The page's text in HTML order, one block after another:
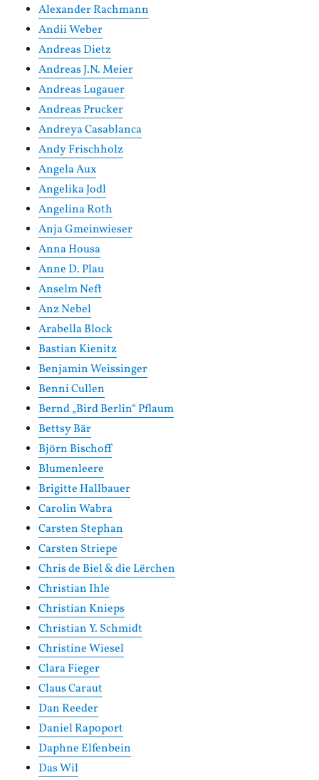
Alexander Rachmann
Andii Weber
Andreas Dietz
Andreas J.N. Meier
Andreas Lugauer
Andreas Prucker
Andreya Casablanca
Andy Frischholz
Angela Aux
Angelika Jodl
Angelina Roth
Anja Gmeinwieser
Anna Housa
Anne D. Plau
Anselm Neft
Anz Nebel
Arabella Block
Bastian Kienitz
Benjamin Weissinger
Benni Cullen
Bernd „Bird Berlin“ Pflaum
Bettsy Bär
Björn Bischoff
Blumenleere
Brigitte Hallbauer
Carolin Wabra
Carsten Stephan
Carsten Striepe
Chris de Biel & die Lërchen
Christian Ihle
Christian Knieps
Christian Y. Schmidt
Christine Wiesel
Clara Fieger
Claus Caraut
Dan Reeder
Daniel Rapoport
Daphne Elfenbein
Das Wil